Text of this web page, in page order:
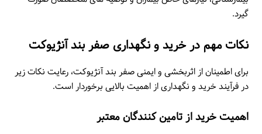
گیرد.
نکات مهم در خرید و نگهداری صفر بند آنژیوکت
برای اطمینان از اثربخشی و ایمنی صفر بند آنژیوکت، رعایت نکات زیر
در فرآیند خرید و نگهداری از اهمیت بالایی برخوردار است.
اهمیت خرید از تامین کنندگان معتبر